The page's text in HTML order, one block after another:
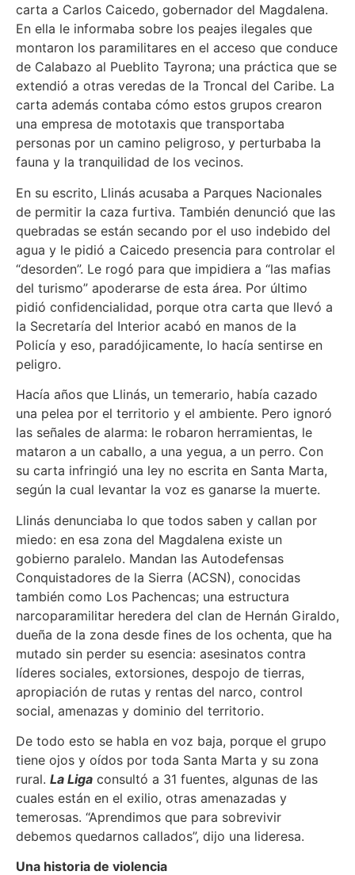
carta a Carlos Caicedo, gobernador del Magdalena.
En ella le informaba sobre los peajes ilegales que
montaron los paramilitares en el acceso que conduce
de Calabazo al Pueblito Tayrona; una práctica que se
extendió a otras veredas de la Troncal del Caribe. La
carta además contaba cómo estos grupos crearon
una empresa de mototaxis que transportaba
personas por un camino peligroso, y perturbaba la
fauna y la tranquilidad de los vecinos.
En su escrito, Llinás acusaba a Parques Nacionales
de permitir la caza furtiva. También denunció que las
quebradas se están secando por el uso indebido del
agua y le pidió a Caicedo presencia para controlar el
“desorden”. Le rogó para que impidiera a “las mafias
del turismo” apoderarse de esta área. Por último
pidió confidencialidad, porque otra carta que llevó a
la Secretaría del Interior acabó en manos de la
Policía y eso, paradójicamente, lo hacía sentirse en
peligro.
Hacía años que Llinás, un temerario, había cazado
una pelea por el territorio y el ambiente. Pero ignoró
las señales de alarma: le robaron herramientas, le
mataron a un caballo, a una yegua, a un perro. Con
su carta infringió una ley no escrita en Santa Marta,
según la cual levantar la voz es ganarse la muerte.
Llinás denunciaba lo que todos saben y callan por
miedo: en esa zona del Magdalena existe un
gobierno paralelo. Mandan las Autodefensas
Conquistadores de la Sierra (ACSN), conocidas
también como Los Pachencas; una estructura
narcoparamilitar heredera del clan de Hernán Giraldo,
dueña de la zona desde fines de los ochenta, que ha
mutado sin perder su esencia: asesinatos contra
líderes sociales, extorsiones, despojo de tierras,
apropiación de rutas y rentas del narco, control
social, amenazas y dominio del territorio.
De todo esto se habla en voz baja, porque el grupo
tiene ojos y oídos por toda Santa Marta y su zona
rural. La Liga consultó a 31 fuentes, algunas de las
cuales están en el exilio, otras amenazadas y
temerosas. “Aprendimos que para sobrevivir
debemos quedarnos callados”, dijo una lideresa.
Una historia de violencia